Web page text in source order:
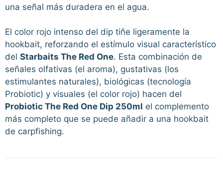
una señal más duradera en el agua.
El color rojo intenso del dip tiñe ligeramente la
hookbait, reforzando el estímulo visual característico
del Starbaits The Red One. Esta combinación de
señales olfativas (el aroma), gustativas (los
estimulantes naturales), biológicas (tecnología
Probiotic) y visuales (el color rojo) hacen del
Probiotic The Red One Dip 250ml el complemento
más completo que se puede añadir a una hookbait
de carpfishing.